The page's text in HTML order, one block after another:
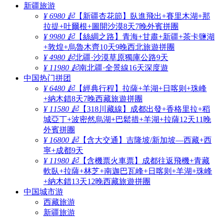
新疆旅游
¥ 6980 起【新疆杏花節】臥進飛出+賽里木湖+那
拉提+吐爾根+圖開沙漠8天7晚外賓拼團
¥ 9980 起【絲綢之路】青海+甘肅+新疆+茶卡鹽湖
+敦煌+烏魯木齊10天9晚西北旅遊拼團
¥ 4980 起北疆·沙漠草原獨庫公路9天
¥ 11980 起南北疆·全景線16天深度遊
中国热门拼团
¥ 6480 起【經典行程】拉薩+羊湖+日喀则+珠峰
+納木錯8天7晚西藏旅遊拼團
¥ 11580 起【318川藏線】成都出發+香格里拉+稻
城亞丁+波密然烏湖+巴鬆措+羊湖+拉薩12天11晚
外賓拼團
¥ 16800 起【含大交通】吉隆坡/新加坡—西藏+西
寧+成都9天
¥ 11980 起【含機票火車票】成都往返飛機+青藏
軟臥+拉薩+林芝+南迦巴瓦峰+日喀则+羊湖+珠峰
+納木錯13天12晚西藏旅遊拼團
中国城市游
西藏旅游
新疆旅游